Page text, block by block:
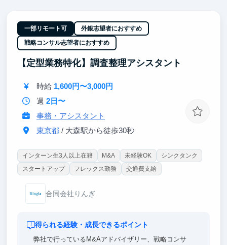
学生のうちから社長と向き合い、ビジネスの現場で成
果を出す経験は、将来どんな仕事をするうえでも大き
な武器になります。
一部リモート可 外銀志望者におすすめ
戦略コンサル志望者におすすめ
【定型業務特化】調査整理アシスタント
時給 1,600円〜3,000円
週 2日〜
事務・アシスタント
東京都/ 大森駅から徒歩30秒
インターン生3人以上在籍 M&A 未経験OK
シンクタンク
スタートアップ
フレックス勤務 交通費支給
合同会社りんぎ
得られる経験・成長できるポイント
弊社で行っているM&Aアドバイザリー、戦略コンサ